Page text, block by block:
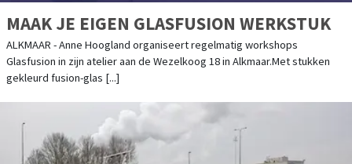
MAAK JE EIGEN GLASFUSION WERKSTUK
ALKMAAR - Anne Hoogland organiseert regelmatig workshops
Glasfusion in zijn atelier aan de Wezelkoog 18 in Alkmaar.Met stukken
gekleurd fusion-glas [...]